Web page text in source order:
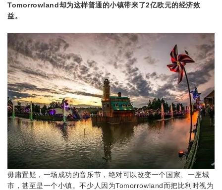
Tomorrowland却为这样普通的小镇带来了2亿欧元的经济效
益。
毋庸置疑，一场成功的音乐节，绝对可以改变一个国家、一座城
市，甚至是一个小镇。不少人因为Tomorrowland而把比利时视为